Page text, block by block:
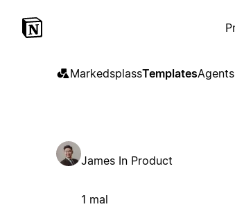
MarkedsplassTemplatesAgents
James In Product
1 mal